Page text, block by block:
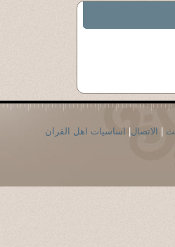
| الاتصال| اساسيات اهل القران